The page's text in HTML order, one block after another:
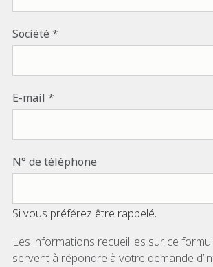
Société
E-mail
N° de téléphone
Si vous préférez être rappelé.
Les informations recueillies sur ce
servent à répondre à votre demande